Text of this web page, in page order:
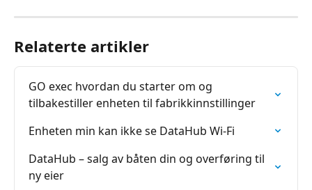
Relaterte artikler
GO exec hvordan du starter om og
tilbakestiller enheten til fabrikkinnstillinger
Enheten min kan ikke se DataHub Wi-Fi
DataHub – salg av båten din og overføring til
ny eier